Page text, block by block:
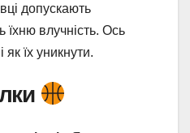
допускають
їхню влучність. Ось
їх уникнути.